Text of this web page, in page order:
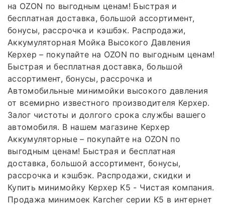
на OZON по выгодным ценам! Быстрая и
бесплатная доставка, большой ассортимент,
бонусы, рассрочка и кэшбэк. Распродажи,
Аккумуляторная Мойка Высокого Давления
Керхер – покупайте на OZON по выгодным ценам!
Быстрая и бесплатная доставка, большой
ассортимент, бонусы, рассрочка и
Автомобильные минимойки высокого давления
от всемирно известного производителя Керхер.
Залог чистоты и долгого срока службы вашего
автомобиля. В нашем магазине Керхер
Аккумуляторные – покупайте на OZON по
выгодным ценам! Быстрая и бесплатная
доставка, большой ассортимент, бонусы,
рассрочка и кэшбэк. Распродажи, скидки и
Купить минимойку Керхер К5 - Чистая компания.
Продажа минимоек Karcher серии K5 в интернет